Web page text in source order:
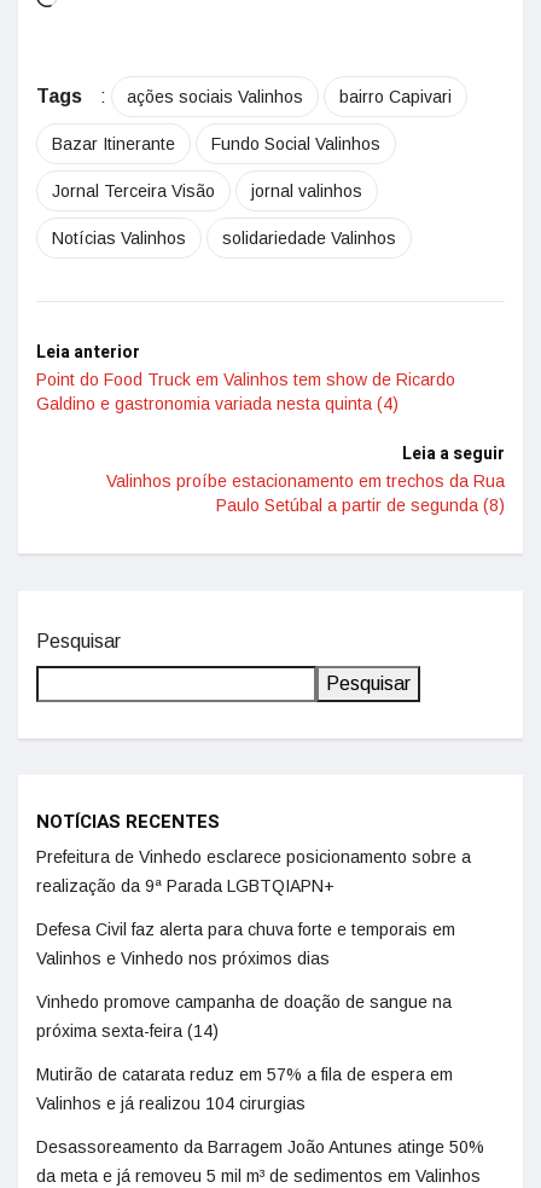
Tags : ações sociais Valinhos bairro Capivari
Bazar Itinerante Fundo Social Valinhos
Jornal Terceira Visão jornal valinhos
Notícias Valinhos solidariedade Valinhos
Leia anterior
Point do Food Truck em Valinhos tem show de Ricardo
Galdino e gastronomia variada nesta quinta (4)
Leia a seguir
Valinhos proíbe estacionamento em trechos da Rua
Paulo Setúbal a partir de segunda (8)
Pesquisar
Pesquisar
NOTÍCIAS RECENTES
Prefeitura de Vinhedo esclarece posicionamento sobre a
realização da 9ª Parada LGBTQIAPN+
Defesa Civil faz alerta para chuva forte e temporais em
Valinhos e Vinhedo nos próximos dias
Vinhedo promove campanha de doação de sangue na
próxima sexta-feira (14)
Mutirão de catarata reduz em 57% a fila de espera em
Valinhos e já realizou 104 cirurgias
Desassoreamento da Barragem João Antunes atinge 50%
da meta e já removeu 5 mil m³ de sedimentos em Valinhos